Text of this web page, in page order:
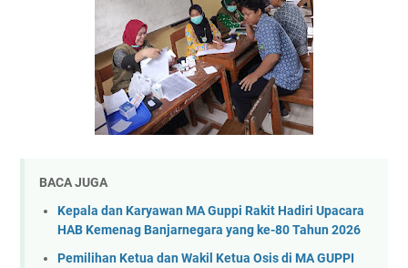
BACA JUGA
Kepala dan Karyawan MA Guppi Rakit Hadiri Upacara
HAB Kemenag Banjarnegara yang ke-80 Tahun 2026
Pemilihan Ketua dan Wakil Ketua Osis di MA GUPPI